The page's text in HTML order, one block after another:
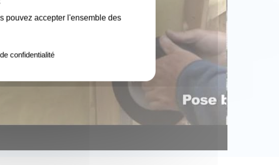
pouvez accepter l'ensemble des
confidentialité